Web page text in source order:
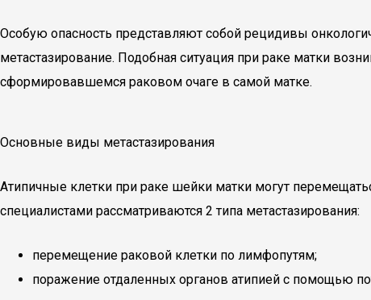
Особую опасность представляют собой рецидивы
метастазирование. Подобная ситуация при раке матки
сформировавшемся раковом очаге в самой матке.
Основные виды метастазирования
Атипичные клетки при раке шейки матки могут
специалистами рассматриваются 2 типа метастазирования:
перемещение раковой клетки по лимфопутям;
поражение отдаленных органов атипией с помощью